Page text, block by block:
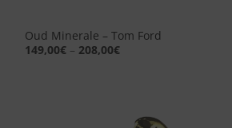
Oud Minerale – Tom Ford
149,00€ – 208,00€